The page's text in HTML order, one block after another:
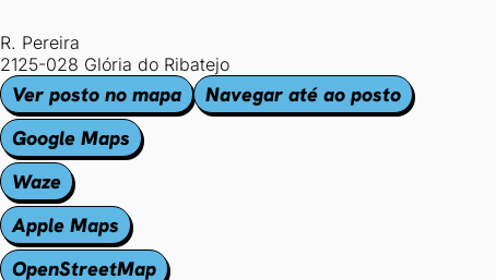
R. Pereira
2125-028 Glória do Ribatejo
Ver posto no mapa
Navegar até ao posto
Google Maps
Waze
Apple Maps
OpenStreetMap